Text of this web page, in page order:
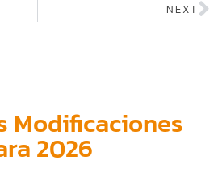
NEXT
Modificaciones
2026